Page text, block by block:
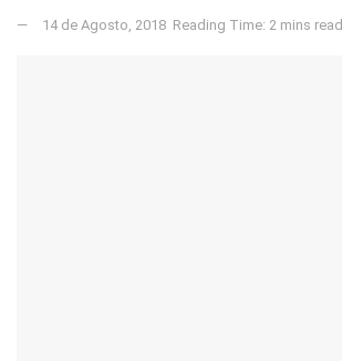
14 de Agosto, 2018 Reading Time: 2 mins read